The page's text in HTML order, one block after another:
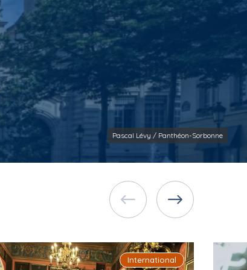
Pascal Lévy / Panthéon-Sorbonne
International